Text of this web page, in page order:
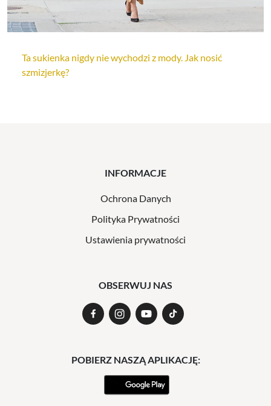
Ta sukienka nigdy nie wychodzi z mody. Jak nosić
szmizjerkę?
INFORMACJE
Ochrona Danych
Polityka Prywatności
Ustawienia prywatności
OBSERWUJ NAS
POBIERZ NASZĄ APLIKACJĘ: